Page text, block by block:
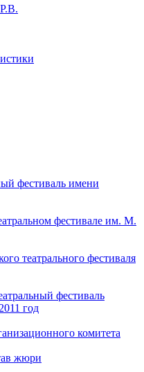
фестиваль имени
фестивале им. М.
театрального фестиваля
фестиваль
год
комитета
жюри